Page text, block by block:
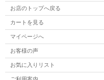
お店のトップへ戻る
カートを見る
マイページへ
お客様の声
お気に入りリスト